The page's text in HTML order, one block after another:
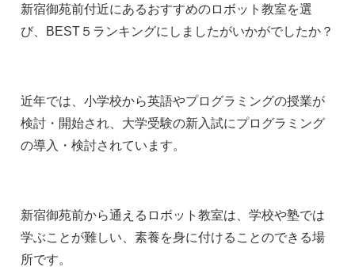
新宿御苑前付近にあるおすすめのロボット教室を選
び、BEST５ランキングにしましたがいかがでしたか？
近年では、小学校から英語やプログラミングの授業が
検討・開始され、大学受験の新入試にプログラミング
の導入・検討されています。
新宿御苑前から通えるロボット教室は、学校や塾では
学ぶことが難しい、素養を身に付けることのできる場
所です。